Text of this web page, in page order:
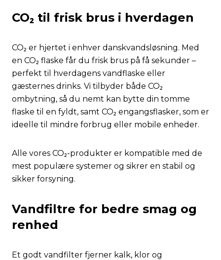
CO₂ til frisk brus i hverdagen
CO₂ er hjertet i enhver danskvandsløsning. Med
en CO₂ flaske får du frisk brus på få sekunder –
perfekt til hverdagens vandflaske eller
gæsternes drinks. Vi tilbyder både CO₂
ombytning, så du nemt kan bytte din tomme
flaske til en fyldt, samt CO₂ engangsflasker, som er
ideelle til mindre forbrug eller mobile enheder.
Alle vores CO₂-produkter er kompatible med de
mest populære systemer og sikrer en stabil og
sikker forsyning.
Vandfiltre for bedre smag og
renhed
Et godt vandfilter fjerner kalk, klor og